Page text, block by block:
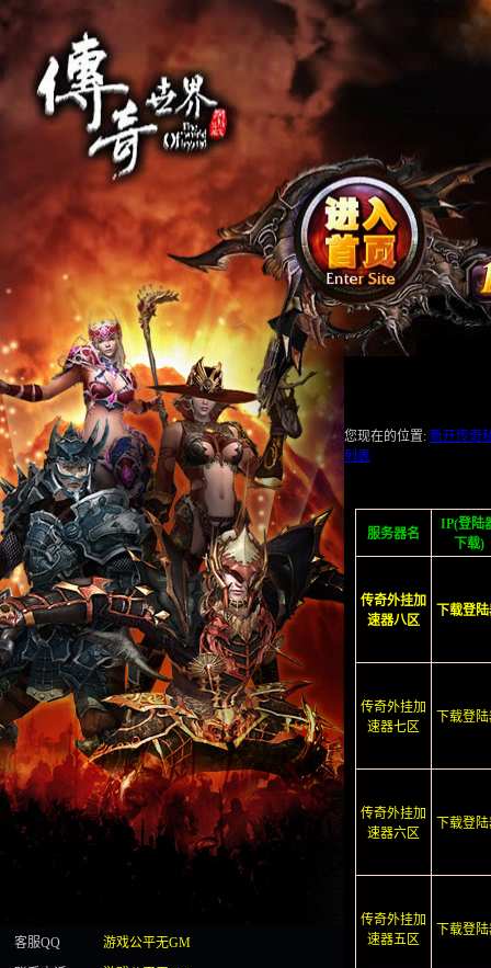
客服QQ
游戏公平无GM
您现在的位置: 新开传奇
列表
服务器名
IP(登陆
下载)
传奇外挂加
速器八区
下载登
传奇外挂加
速器七区
下载登
传奇外挂加
速器六区
下载登
传奇外挂加
速器五区
下载登